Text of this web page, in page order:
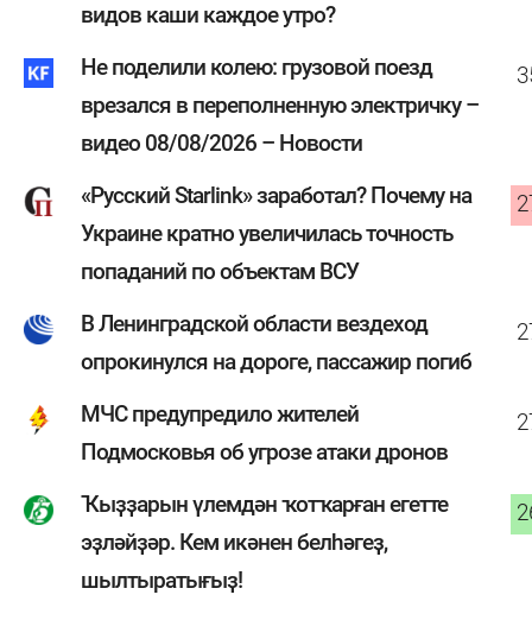
видов каши каждое утро?
Не поделили колею: грузовой поезд
врезался в переполненную электричку –
видео 08/08/2026 – Новости
«Русский Starlink» заработал? Почему на
Украине кратно увеличилась точность
попаданий по объектам ВСУ
В Ленинградской области вездеход
опрокинулся на дороге, пассажир погиб
МЧС предупредило жителей
Подмосковья об угрозе атаки дронов
Ҡыҙҙарын үлемдән ҡотҡарған егетте
эҙләйҙәр. Кем икәнен белһәгеҙ,
шылтыратығыҙ!